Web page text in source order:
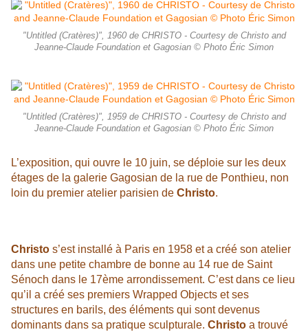
"Untitled (Cratères)", 1960 de CHRISTO - Courtesy de Christo and
Jeanne-Claude Foundation et Gagosian © Photo Éric Simon
"Untitled (Cratères)", 1959 de CHRISTO - Courtesy de Christo and
Jeanne-Claude Foundation et Gagosian © Photo Éric Simon
L’exposition, qui ouvre le 10 juin, se déploie sur les deux
étages de la galerie Gagosian de la rue de Ponthieu, non
loin du premier atelier parisien de Christo.
Christo s’est installé à Paris en 1958 et a créé son atelier
dans une petite chambre de bonne au 14 rue de Saint
Sénoch dans le 17ème arrondissement. C’est dans ce lieu
qu’il a créé ses premiers Wrapped Objects et ses
structures en barils, des éléments qui sont devenus
dominants dans sa pratique sculpturale. Christo a trouvé